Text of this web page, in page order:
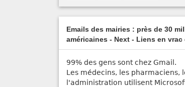
Emails des mairies : près de 30
américaines - Next - Liens en
99% des gens sont chez Gmail.
Les médecins, les
l'administration utilisent